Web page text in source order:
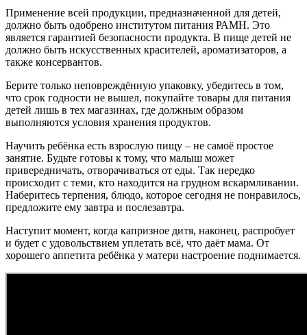
Применение всей продукции, предназначенной для детей,
должно быть одобрено институтом питания РАМН. Это
является гарантией безопасности продукта. В пище детей не
должно быть искусственных красителей, ароматизаторов, а
также консервантов.
Берите только неповреждённую упаковку, убедитесь в том,
что срок годности не вышел, покупайте товары для питания
детей лишь в тех магазинах, где должным образом
выполняются условия хранения продуктов.
Научить ребёнка есть взрослую пищу – не самоё простое
занятие. Будьте готовы к тому, что малыш может
привередничать, отворачиваться от еды. Так нередко
происходит с теми, кто находится на грудном вскармливании.
Наберитесь терпения, блюдо, которое сегодня не понравилось,
предложите ему завтра и послезавтра.
Наступит момент, когда капризное дитя, наконец, распробует
и будет с удовольствием уплетать всё, что даёт мама. От
хорошего аппетита ребёнка у матери настроение поднимается.